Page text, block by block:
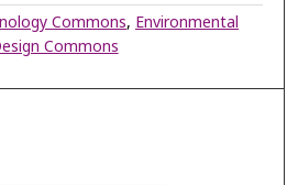
Commons, Environmental
Commons